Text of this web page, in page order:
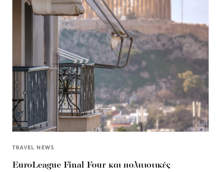
TRAVEL NEWS
EuroLeague Final Four και πολιτιστικές